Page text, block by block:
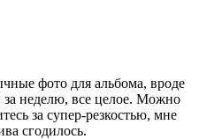
фото для альбома, вроде
за неделю, все целое. Можно
за супер-резкостью, мне
сгодилось.